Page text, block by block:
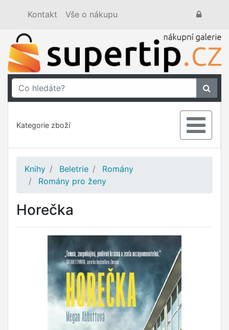
Kontakt Vše o nákupu
Kategorie zboží
Knihy Beletrie
Romány
Romány pro ženy
Horečka